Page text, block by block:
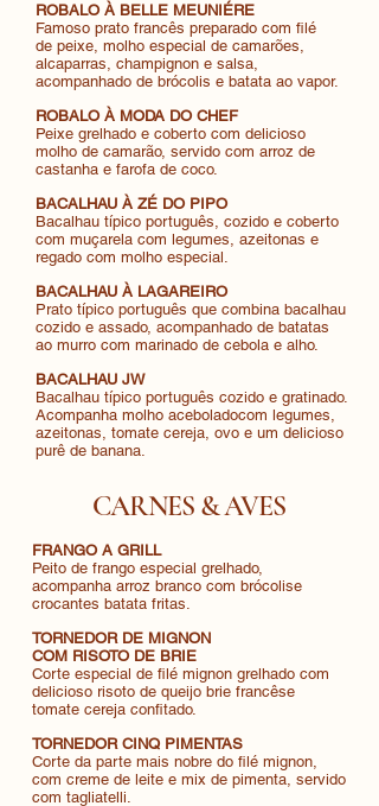
ROBALO À BELLE MEUNIÉRE
Famoso prato francês preparado com filé
de peixe, molho especial de camarões,
alcaparras, champignon e salsa,
acompanhado de brócolis e batata ao vapor.
ROBALO À MODA DO CHEF
Peixe grelhado e coberto com delicioso
molho de camarão, servido com arroz de
castanha e farofa de coco.
BACALHAU À ZÉ DO PIPO
Bacalhau típico português, cozido e coberto
com muçarela com legumes, azeitonas e
regado com molho especial.
BACALHAU À LAGAREIRO
Prato típico português que combina bacalhau
cozido e assado, acompanhado de batatas
ao murro com marinado de cebola e alho.
BACALHAU JW
Bacalhau típico português cozido e gratinado.
Acompanha molho aceboladocom legumes,
azeitonas, tomate cereja, ovo e um delicioso
purê de banana.
CARNES & AVES
FRANGO A GRILL
Peito de frango especial grelhado,
acompanha arroz branco com brócolise
crocantes batata fritas.
TORNEDOR DE MIGNON
COM RISOTO DE BRIE
Corte especial de filé mignon grelhado com
delicioso risoto de queijo brie francêse
tomate cereja confitado.
TORNEDOR CINQ PIMENTAS
Corte da parte mais nobre do filé mignon,
com creme de leite e mix de pimenta, servido
com tagliatelli.